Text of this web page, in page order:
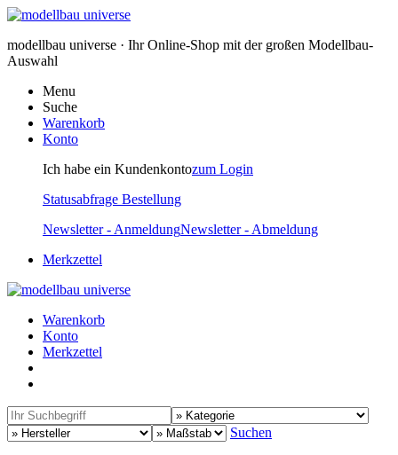
modellbau universe · Ihr Online-Shop mit der großen Modellbau-
Auswahl
Menu
Suche
Warenkorb
Konto
Ich habe ein Kundenkontozum Login
Statusabfrage Bestellung
Newsletter - AnmeldungNewsletter - Abmeldung
Merkzettel
Warenkorb
Konto
Merkzettel
Suchen